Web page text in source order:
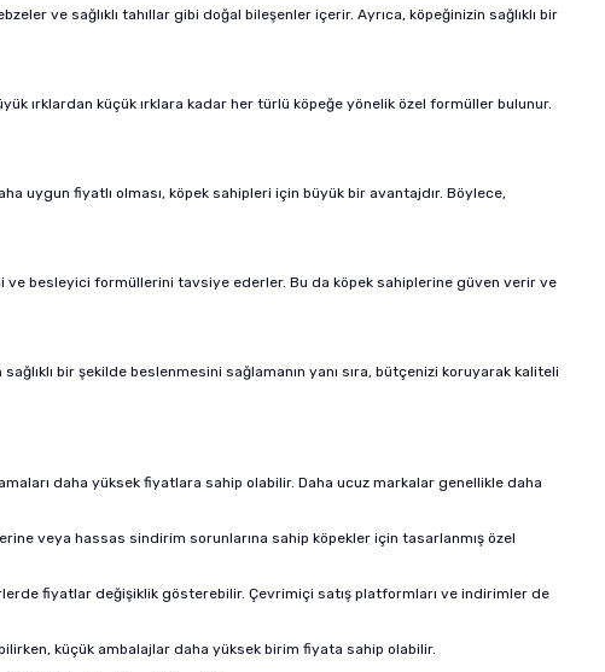
ve sağlıklı tahıllar gibi doğal bileşenler içerir. Ayrıca, köpeğinizin sağlıklı bir
ırklardan küçük ırklara kadar her türlü köpeğe yönelik özel formüller bulunur.
uygun fiyatlı olması, köpek sahipleri için büyük bir avantajdır. Böylece,
ve besleyici formüllerini tavsiye ederler. Bu da köpek sahiplerine güven verir ve
bir şekilde beslenmesini sağlamanın yanı sıra, bütçenizi koruyarak kaliteli
daha yüksek fiyatlara sahip olabilir. Daha ucuz markalar genellikle daha
veya hassas sindirim sorunlarına sahip köpekler için tasarlanmış özel
fiyatlar değişiklik gösterebilir. Çevrimiçi satış platformları ve indirimler de
küçük ambalajlar daha yüksek birim fiyata sahip olabilir.